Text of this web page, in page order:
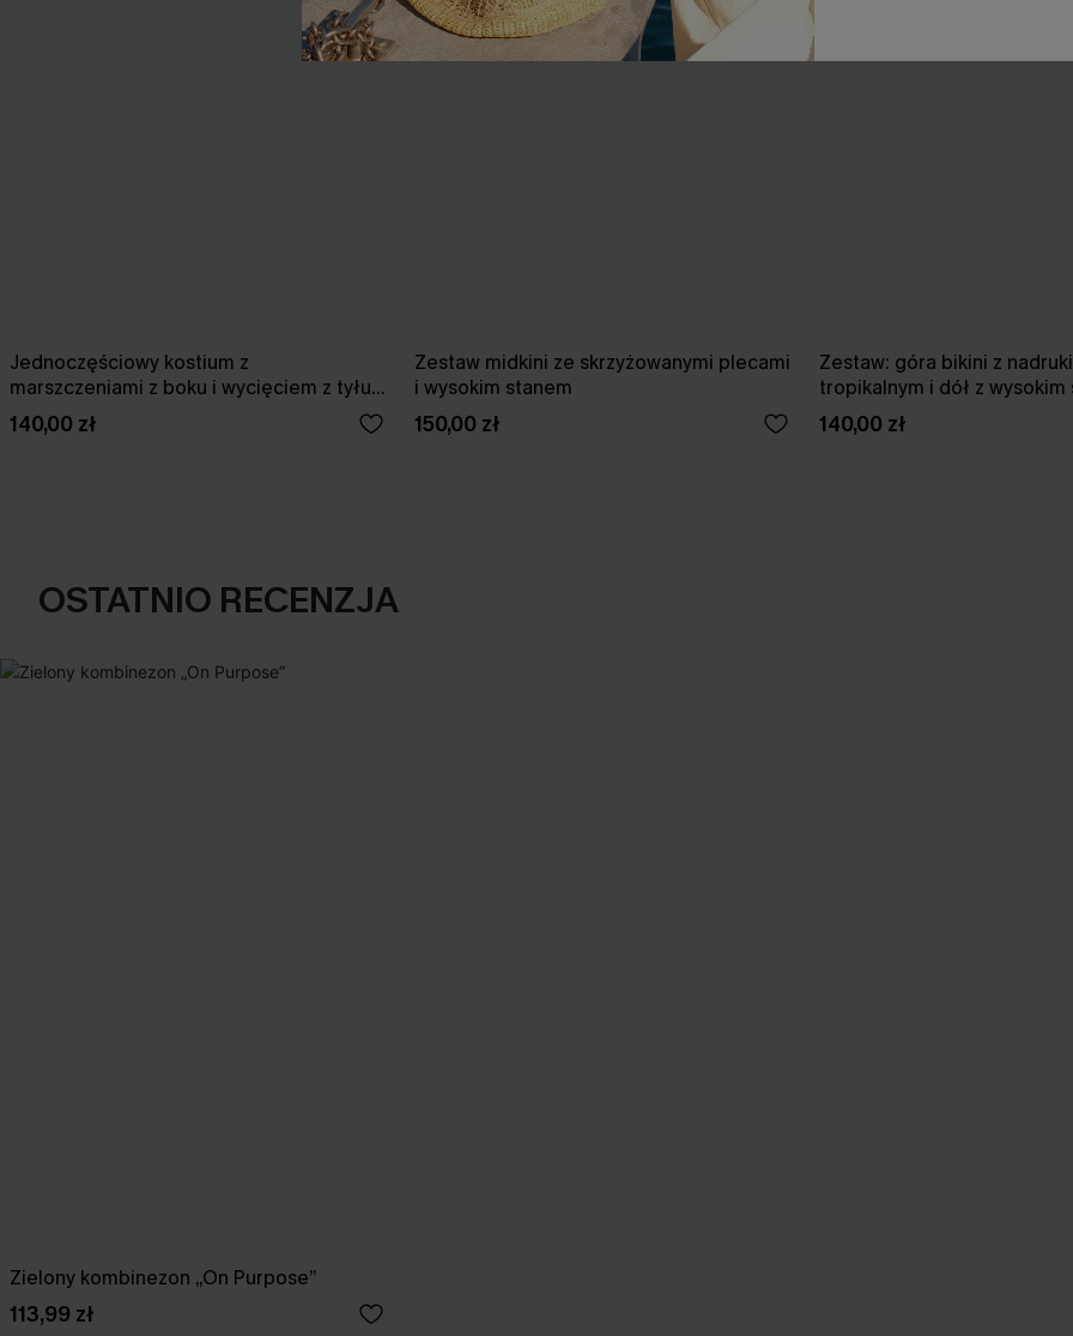
Jednoczęściowy kostium z
marszczeniami z boku i wycięciem z tyłu
w kolorze wiśniowym
140,00 zł
Zestaw midkini ze skrzyżowanymi plecami
i wysokim stanem
150,00 zł
Zestaw: góra bikini z
tropikalnym i dół z wysokim
140,00 zł
OSTATNIO RECENZJA
Zielony kombinezon „On Purpose”
113,99 zł